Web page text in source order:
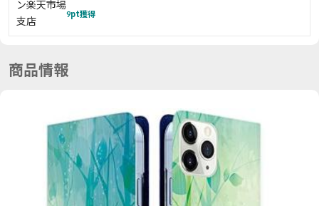
9pt獲得
商品情報